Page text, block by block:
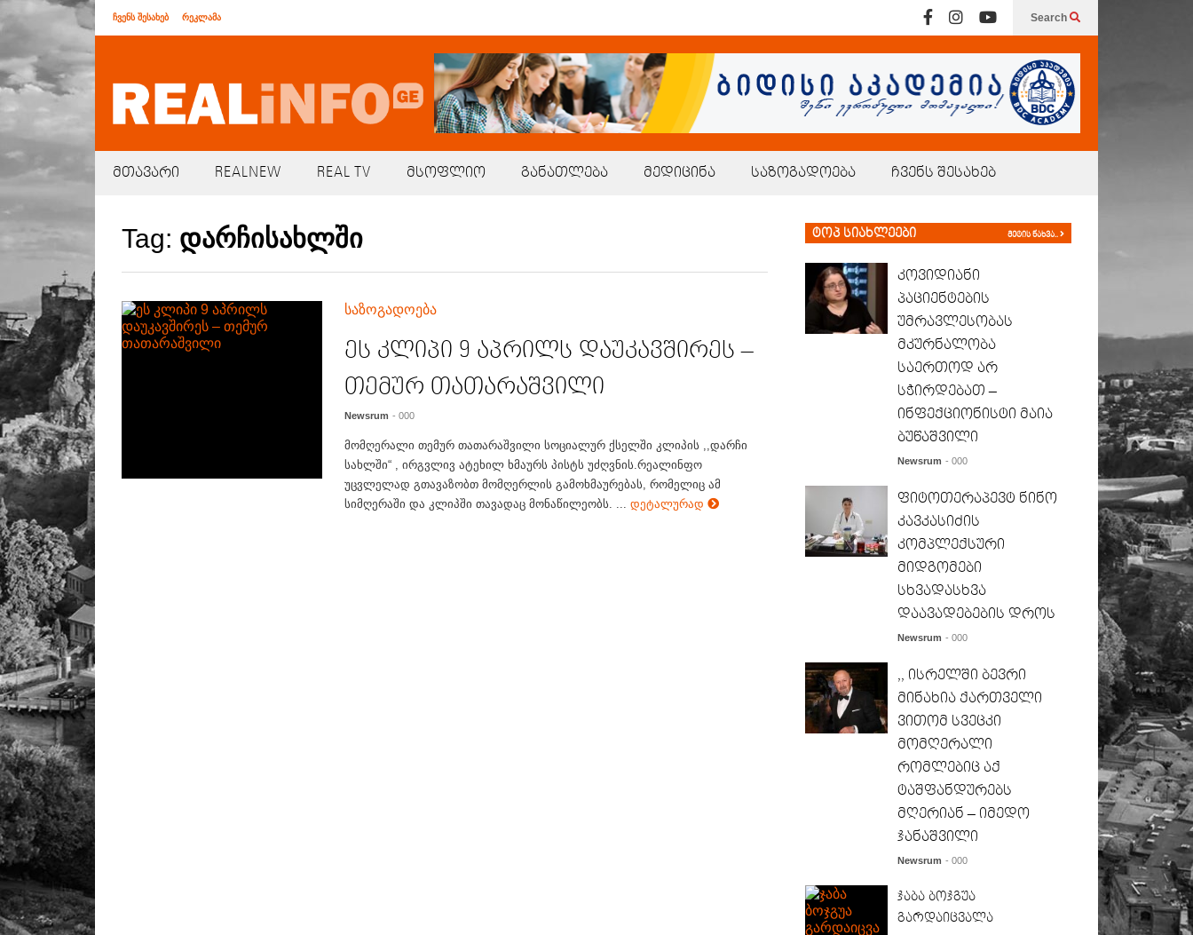
ჩვენს შესახებ რეკლამა Search
მთავარი REALNEW REAL TV მსოფლიო განათლება მედიცინა საზოგადოება ჩვენს შესახებ
Tag: დარჩისახლში
საზოგადოება
ეს კლიპი 9 აპრილს დაუკავშირეს –
თემურ თათარაშვილი
Newsrum - 000
მომღერალი თემურ თათარაშვილი სოციალურ ქსელში კლიპის ,,დარჩი
სახლში“ , ირგვლივ ატეხილ ხმაურს პისტს უძღვნის.რეალინფო
უცვლელად გთავაზობთ მომღერლის გამოხმაურებას, რომელიც ამ
სიმღერაში და კლიპში თავადაც მონაწილეობს. ...
დეტალურად
ტოპ სიახლეები მეტის ნახვა..
კოვიდიანი
პაციენტების
უმრავლესობას
მკურნალობა
საერთოდ არ
სჭირდებათ –
ინფექციონისტი მაია
ბუწაშვილი
Newsrum - 000
ფიტოთერაპევტ ნინო
კავკასიძის
კომპლექსური
მიდგომები
სხვადასხვა
დაავადებების დროს
Newsrum - 000
,, ისრელში ბევრი
მინახია ქართველი
ვითომ სვეცკი
მომღერალი
რომლებიც აქ
ტაშფანდურებს
მღერიან – იმედო
ჯანაშვილი
Newsrum - 000
ჯაბა ბოჯგუა
გარდაიცვალა